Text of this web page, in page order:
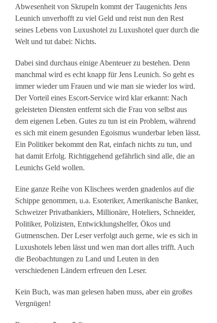
Abwesenheit von Skrupeln kommt der Taugenichts Jens
Leunich unverhofft zu viel Geld und reist nun den Rest
seines Lebens von Luxushotel zu Luxushotel quer durch die
Welt und tut dabei: Nichts.
Dabei sind durchaus einige Abenteuer zu bestehen. Denn
manchmal wird es echt knapp für Jens Leunich. So geht es
immer wieder um Frauen und wie man sie wieder los wird.
Der Vorteil eines Escort-Service wird klar erkannt: Nach
geleisteten Diensten entfernt sich die Frau von selbst aus
dem eigenen Leben. Gutes zu tun ist ein Problem, während
es sich mit einem gesunden Egoismus wunderbar leben lässt.
Ein Politiker bekommt den Rat, einfach nichts zu tun, und
hat damit Erfolg. Richtiggehend gefährlich sind alle, die an
Leunichs Geld wollen.
Eine ganze Reihe von Klischees werden gnadenlos auf die
Schippe genommen, u.a. Esoteriker, Amerikanische Banker,
Schweizer Privatbankiers, Millionäre, Hoteliers, Schneider,
Politiker, Polizisten, Entwicklungshelfer, Ökos und
Gutmenschen. Der Leser verfolgt auch gerne, wie es sich in
Luxushotels leben lässt und wen man dort alles trifft. Auch
die Beobachtungen zu Land und Leuten in den
verschiedenen Ländern erfreuen den Leser.
Kein Buch, was man gelesen haben muss, aber ein großes
Vergnügen!